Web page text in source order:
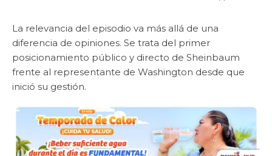
La relevancia del episodio va más allá de una
diferencia de opiniones. Se trata del primer
posicionamiento público y directo de Sheinbaum
frente al representante de Washington desde que
inició su gestión.